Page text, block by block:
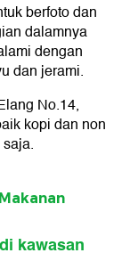
berfoto dan
dalamnya
dengan
dan jerami.
No.14,
kopi dan non
kawasan